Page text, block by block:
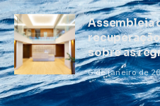
Assembleia
sobre as
6 de janeiro de